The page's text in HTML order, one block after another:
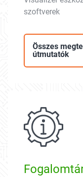
szoftverek
Összes
útmutatók